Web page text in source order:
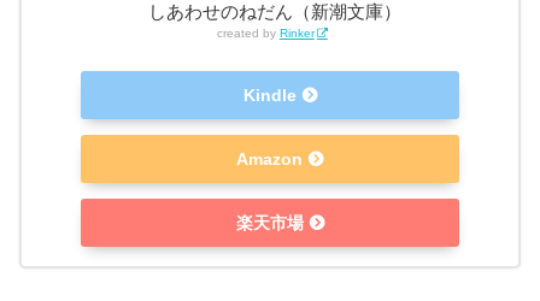
しあわせのねだん（新潮文庫）
created by Rinker
Kindle
Amazon
楽天市場